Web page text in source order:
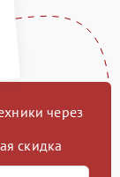
через
скидка